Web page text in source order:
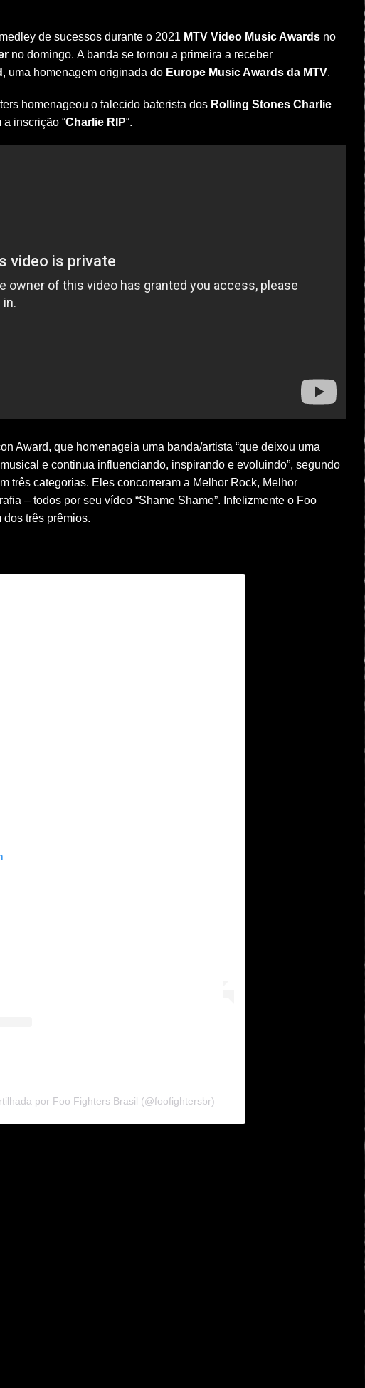
de sucessos durante o 2021 MTV Video Music Awards no
no domingo. A banda se tornou a primeira a receber
, uma homenagem originada do Europe Music Awards da MTV.
homenageou o falecido baterista dos Rolling Stones Charlie
inscrição “Charlie RIP“.
Award, que homenageia uma banda/artista “que deixou uma
e continua influenciando, inspirando e evoluindo”, segundo
três categorias. Eles concorreram a Melhor Rock, Melhor
– todos por seu vídeo “Shame Shame”. Infelizmente o Foo
três prêmios.
por Foo Fighters Brasil (@foofightersbr)